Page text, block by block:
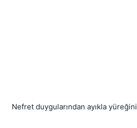
Nefret duygularından ayıkla yüreğini